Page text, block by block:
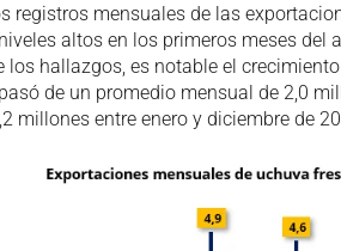
registros mensuales de las
altos en los primeros meses del
los hallazgos, es notable el
de un promedio mensual de 2,0
millones entre enero y diciembre de